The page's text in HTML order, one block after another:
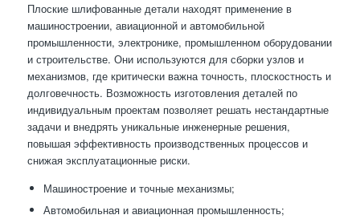
Плоские шлифованные детали находят применение в
машиностроении, авиационной и автомобильной
промышленности, электронике, промышленном оборудовании
и строительстве. Они используются для сборки узлов и
механизмов, где критически важна точность, плоскостность и
долговечность. Возможность изготовления деталей по
индивидуальным проектам позволяет решать нестандартные
задачи и внедрять уникальные инженерные решения,
повышая эффективность производственных процессов и
снижая эксплуатационные риски.
Машиностроение и точные механизмы;
Автомобильная и авиационная промышленность;